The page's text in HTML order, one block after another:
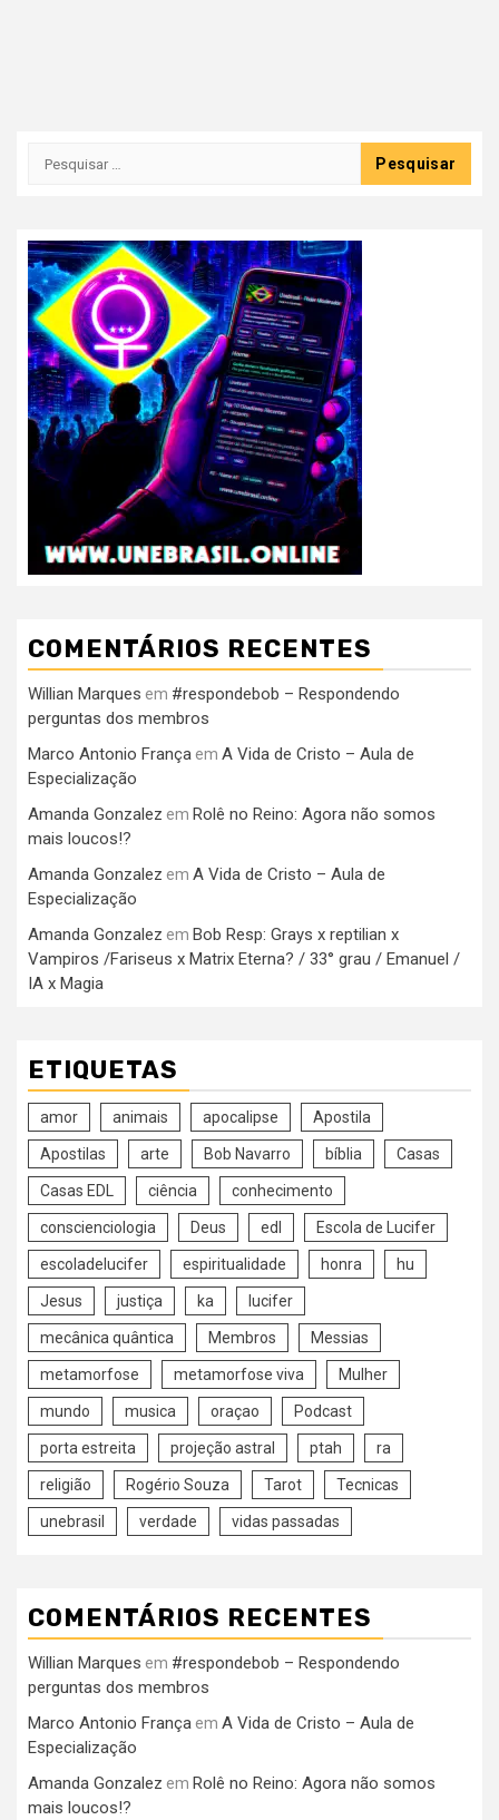
Pesquisar
COMENTÁRIOS RECENTES
Willian Marques em #respondebob – Respondendo
perguntas dos membros
Marco Antonio França em A Vida de Cristo – Aula de
Especialização
Amanda Gonzalez em Rolê no Reino: Agora não somos
mais loucos!?
Amanda Gonzalez em A Vida de Cristo – Aula de
Especialização
Amanda Gonzalez em Bob Resp: Grays x reptilian x
Vampiros /Fariseus x Matrix Eterna? / 33° grau / Emanuel /
IA x Magia
ETIQUETAS
amor animais apocalipse Apostila
Apostilas arte Bob Navarro bíblia Casas
Casas EDL ciência conhecimento
conscienciologia Deus edl Escola de Lucifer
escoladelucifer espiritualidade honra hu
Jesus justiça ka lucifer
mecânica quântica Membros Messias
metamorfose metamorfose viva Mulher
mundo musica oraçao Podcast
porta estreita projeção astral ptah ra
religião Rogério Souza Tarot Tecnicas
unebrasil verdade vidas passadas
COMENTÁRIOS RECENTES
Willian Marques em #respondebob – Respondendo
perguntas dos membros
Marco Antonio França em A Vida de Cristo – Aula de
Especialização
Amanda Gonzalez em Rolê no Reino: Agora não somos
mais loucos!?